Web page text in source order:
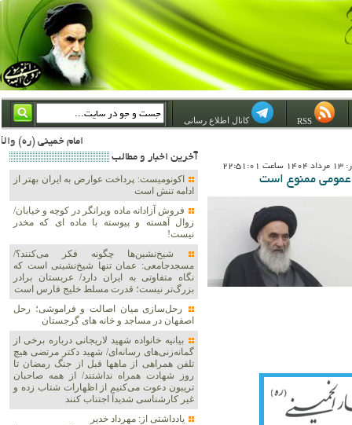
کانال اطلاع رسانی
امام خمینی (ره) والله اسلام تمامش سیاست است؛ ***** امام شهید: به گفتار امام و کردار امام اهتمام بورزید ***** امام خمینی(ره): ان شاء الله ما اندوه دلمان را در وقت مناسب با انتقام از امریکا و
عمومی ممنوع است
آخرين اخبار و مطالب
اکونومیست: پرداخت عوارض به ایران بهتر از
ادامه تنش است
فروش آزادانه ماده ویرانگر در کوچه و خیابان/
زوال آهسته و پیوسته با ماده ای که مخدر
نیست!
شیخ‌نشین‌ها چگونه فکر می‌کنند؟/
مسجدجامعی: عمان تنها شیخ‌نشینی است که
نگاه متفاوتی به ایران دارد/ عربستان برادر
بزرگ‌تر نیست؛ قدرت مسلط خلیج فارس است
رحل‌سازی میان اصالت و فراموشی؛ رحل
اصفهان در مساجد و خانه های گرجستان
بیانیه خانواده شهید لاریجانی درباره برخی از
گمانه‌زنی‌های رسانه‌ای/ شهید دکتر مرتضی هیچ
تلفن همراهی از ماهها قبل از جنگ رمضان تا
روز شهادت همراه نداشتند/ از همه صاحبان
تریبون دعوت می‌کنیم از اظهارات شتاب زده و
غیر کارشناسی شدیداً اجتناب کنند
یادداشتی از: مهرداد خدیر